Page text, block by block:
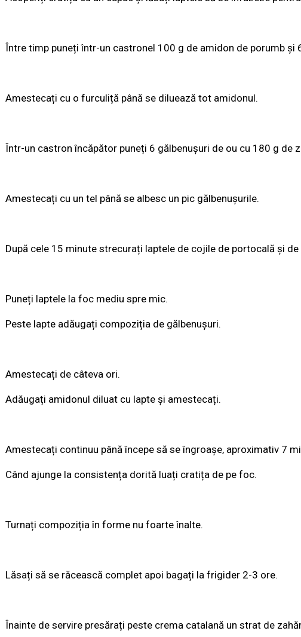
Între timp puneți într-un castronel 100 g de amidon de porumb și
Amestecați cu o furculiță până se diluează tot amidonul.
Într-un castron încăpător puneți 6 gălbenușuri de ou cu 180 g de
Amestecați cu un tel până se albesc un pic gălbenușurile.
După cele 15 minute strecurați laptele de cojile de portocală și
Puneți laptele la foc mediu spre mic.
Peste lapte adăugați compoziția de gălbenușuri.
Amestecați de câteva ori.
Adăugați amidonul diluat cu lapte și amestecați.
Amestecați continuu până începe să se îngroașe, aproximativ 7
Când ajunge la consistența dorită luați cratița de pe foc.
Turnați compoziția în forme nu foarte înalte.
Lăsați să se răcească complet apoi bagați la frigider 2-3 ore.
Înainte de servire presărați peste crema catalană un strat de